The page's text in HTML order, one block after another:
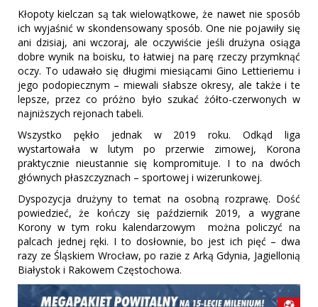
Kłopoty kielczan są tak wielowątkowe, że nawet nie sposób
ich wyjaśnić w skondensowany sposób. One nie pojawiły się
ani dzisiaj, ani wczoraj, ale oczywiście jeśli drużyna osiąga
dobre wynik na boisku, to łatwiej na parę rzeczy przymknąć
oczy. To udawało się długimi miesiącami Gino Lettieriemu i
jego podopiecznym – miewali słabsze okresy, ale także i te
lepsze, przez co próżno było szukać żółto-czerwonych w
najniższych rejonach tabeli.
Wszystko pękło jednak w 2019 roku. Odkąd liga
wystartowała w lutym po przerwie zimowej, Korona
praktycznie nieustannie się kompromituje. I to na dwóch
głównych płaszczyznach – sportowej i wizerunkowej.
Dyspozycja drużyny to temat na osobną rozprawę. Dość
powiedzieć, że kończy się październik 2019, a wygrane
Korony w tym roku kalendarzowym można policzyć na
palcach jednej ręki. I to dosłownie, bo jest ich pięć – dwa
razy ze Śląskiem Wrocław, po razie z Arką Gdynia, Jagiellonią
Białystok i Rakowem Częstochowa.